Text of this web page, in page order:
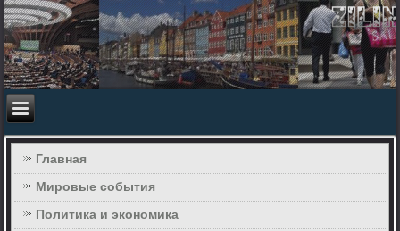
Главная
Мировые события
Политика и экономика